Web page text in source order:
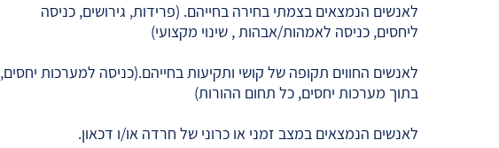
לאנשים הנמצאים בצמתי בחירה בחייהם. (פרידות, גירושים, כניסה
ליחסים, כניסה לאמהות/אבהות , שינוי מקצועי)
לאנשים החווים תקופה של קושי ותקיעות בחייהם.(כניסה למערכות יחסים,
בתוך מערכות יחסים, כל תחום ההורות)
לאנשים הנמצאים במצב זמני או כרוני של חרדה או/ו דכאון.